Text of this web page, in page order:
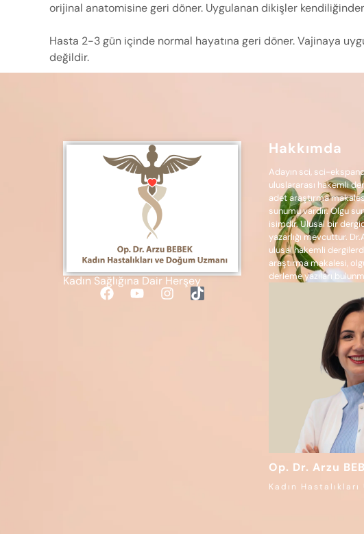
orijinal anatomisine geri döner. Uygulanan dikişler
Hasta 2-3 gün içinde normal hayatına geri döner. Vajinaya
değildir.
Kadın Sağlığına Dair Herşey
Hakkımda
Adayın sci, sci-
uluslararası hakemli
adet araştırma
sunumu vardır. Olgu
isimdir. Ulusal bir
yazarlığı mevcuttur.
ulusal hakemli
araştırma makalesi,
derleme yazıları
Op. Dr. Arzu
Kadın Hastalıkları